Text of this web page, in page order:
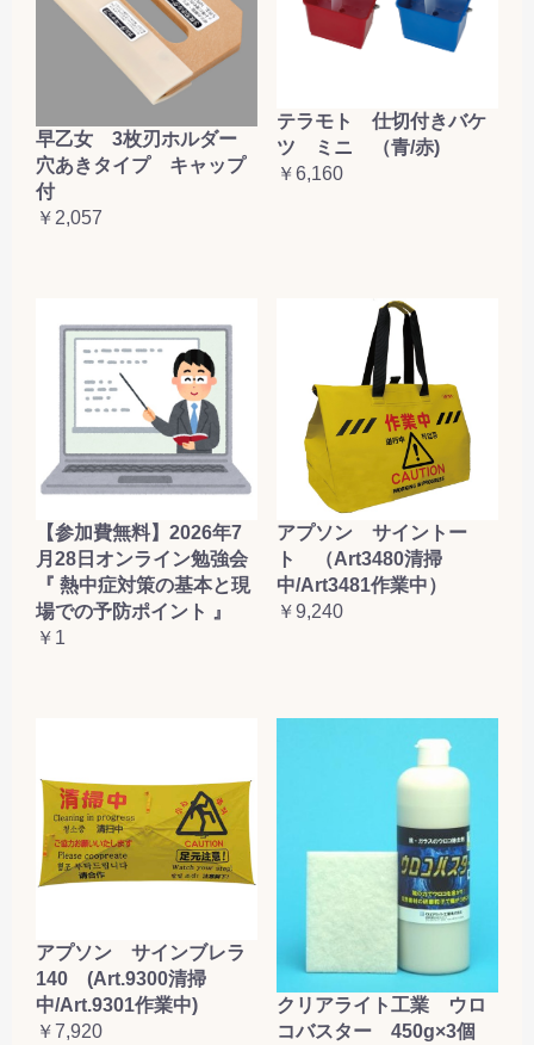
早乙女 3枚刃ホルダー
穴あきタイプ キャップ
付
￥2,057
テラモト 仕切付きバケ
ツ ミニ （青/赤)
￥6,160
【参加費無料】2026年7
月28日オンライン勉強会
『 熱中症対策の基本と現
場での予防ポイント 』
￥1
アプソン サイントー
ト （Art3480清掃
中/Art3481作業中）
￥9,240
アプソン サインブレラ
140 (Art.9300清掃
中/Art.9301作業中)
￥7,920
クリアライト工業 ウロ
コバスター 450g×3個